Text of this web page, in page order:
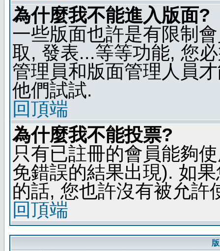
為什麼我不能進入版面?
一些版面也許是有限制
取, 發表...等等功能, 您
管理員和版面管理人員
他們試試.
回頂端
為什麼我不能投票?
只有已註冊的會員能夠
免錯誤的結果出現). 如
的話, 您也許沒有被允許
回頂端